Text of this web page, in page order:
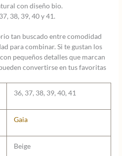
con diseño bio.
38, 39, 40 y 41.
tan buscado entre comodidad
para combinar. Si te gustan los
pequeños detalles que marcan
convertirse en tus favoritas
36, 37, 38, 39, 40, 41
Gaia
Beige